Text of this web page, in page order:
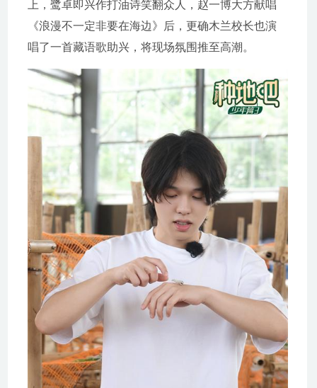
上，鹭卓即兴作打油诗笑翻众人，赵一博大方献唱
《浪漫不一定非要在海边》后，更确木兰校长也演
唱了一首藏语歌助兴，将现场氛围推至高潮。